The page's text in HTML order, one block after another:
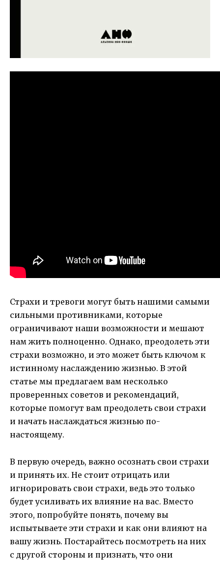
Страхи и тревоги могут быть нашими самыми
сильными противниками, которые
ограничивают наши возможности и мешают
нам жить полноценно. Однако, преодолеть эти
страхи возможно, и это может быть ключом к
истинному наслаждению жизнью. В этой
статье мы предлагаем вам несколько
проверенных советов и рекомендаций,
которые помогут вам преодолеть свои страхи
и начать наслаждаться жизнью по-
настоящему.
В первую очередь, важно осознать свои страхи
и принять их. Не стоит отрицать или
игнорировать свои страхи, ведь это только
будет усиливать их влияние на вас. Вместо
этого, попробуйте понять, почему вы
испытываете эти страхи и как они влияют на
вашу жизнь. Постарайтесь посмотреть на них
с другой стороны и признать, что они